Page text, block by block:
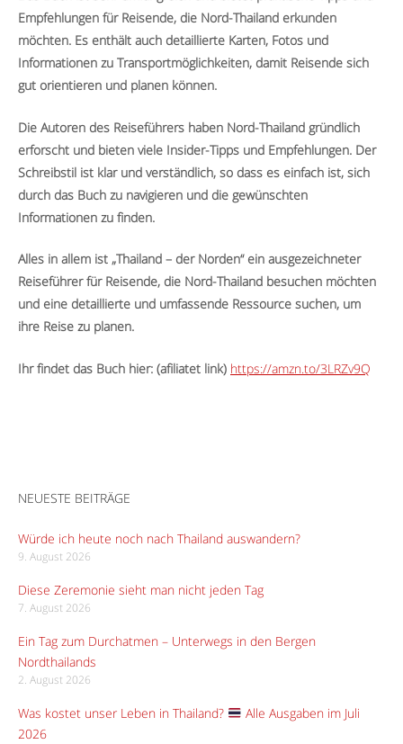
Empfehlungen für Reisende, die Nord-Thailand erkunden
möchten. Es enthält auch detaillierte Karten, Fotos und
Informationen zu Transportmöglichkeiten, damit Reisende sich
gut orientieren und planen können.
Die Autoren des Reiseführers haben Nord-Thailand gründlich
erforscht und bieten viele Insider-Tipps und Empfehlungen. Der
Schreibstil ist klar und verständlich, so dass es einfach ist, sich
durch das Buch zu navigieren und die gewünschten
Informationen zu finden.
Alles in allem ist „Thailand – der Norden“ ein ausgezeichneter
Reiseführer für Reisende, die Nord-Thailand besuchen möchten
und eine detaillierte und umfassende Ressource suchen, um
ihre Reise zu planen.
Ihr findet das Buch hier: (afiliatet link) https://amzn.to/3LRZv9Q
NEUESTE BEITRÄGE
Würde ich heute noch nach Thailand auswandern?
9. August 2026
Diese Zeremonie sieht man nicht jeden Tag
7. August 2026
Ein Tag zum Durchatmen – Unterwegs in den Bergen
Nordthailands
2. August 2026
Was kostet unser Leben in Thailand?
Alle Ausgaben im Juli
2026